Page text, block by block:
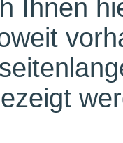
Ihnen